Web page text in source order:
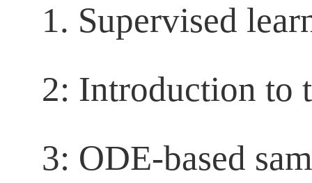
1. Supervised
2: Introduction to
3: ODE-based